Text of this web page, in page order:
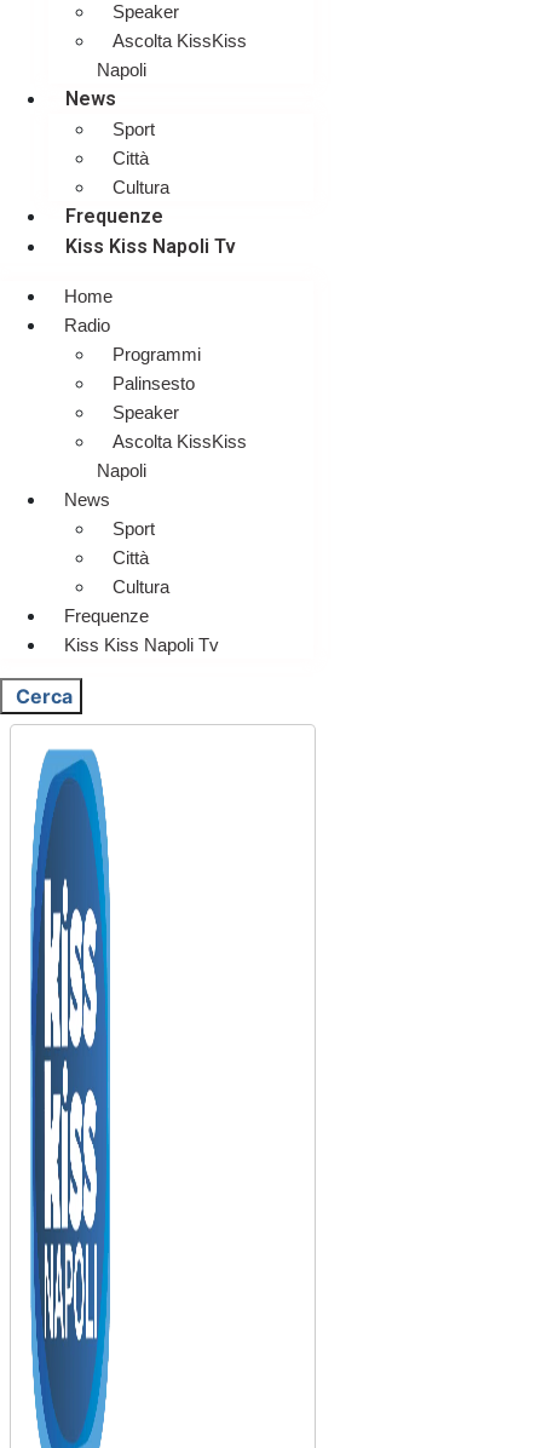
Speaker
Ascolta KissKiss
Napoli
News
Sport
Città
Cultura
Frequenze
Kiss Kiss Napoli Tv
Home
Radio
Programmi
Palinsesto
Speaker
Ascolta KissKiss
Napoli
News
Sport
Città
Cultura
Frequenze
Kiss Kiss Napoli Tv
Cerca